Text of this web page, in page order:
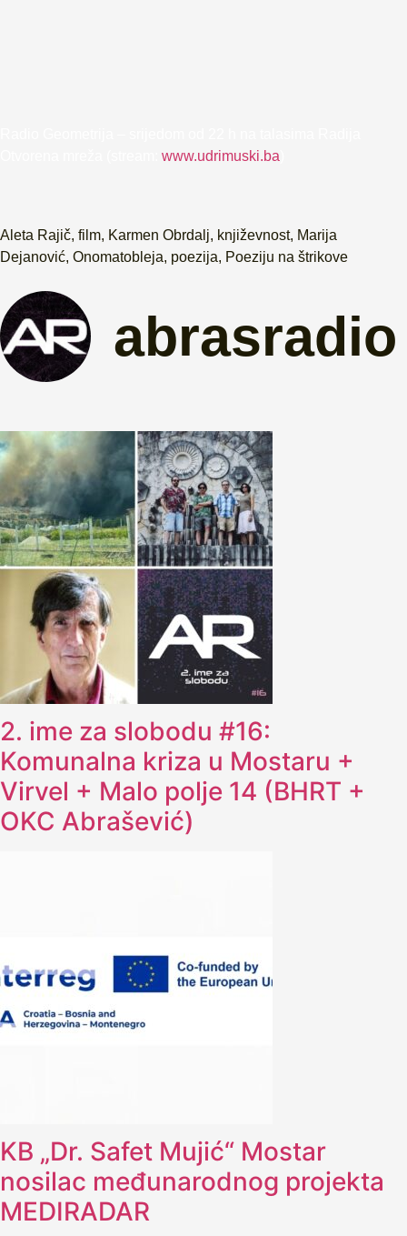
www.udrimuski.ba
Aleta Rajič, film, Karmen Obrdalj, književnost, Marija
Dejanović, Onomatobleja, poezija, Poeziju na štrikove
abrasradio
2. ime za slobodu #16:
Komunalna kriza u Mostaru +
Virvel + Malo polje 14 (BHRT +
OKC Abrašević)
KB „Dr. Safet Mujić“ Mostar
nosilac međunarodnog projekta
MEDIRADAR